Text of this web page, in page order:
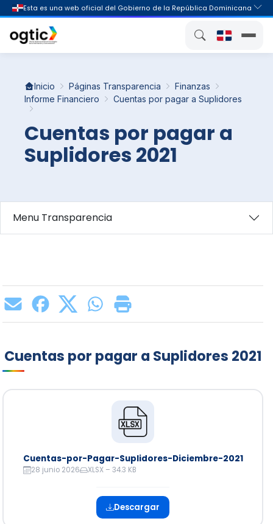
Inicio Páginas Transparencia
Finanzas
Informe Financiero
Cuentas por pagar a Suplidores
Cuentas por pagar a
Suplidores 2021
Menu Transparencia
Cuentas por pagar a Suplidores 2021
Cuentas-por-Pagar-Suplidores-Diciembre-2021
28 junio 2026 XLSX – 34.3 KB
Descargar